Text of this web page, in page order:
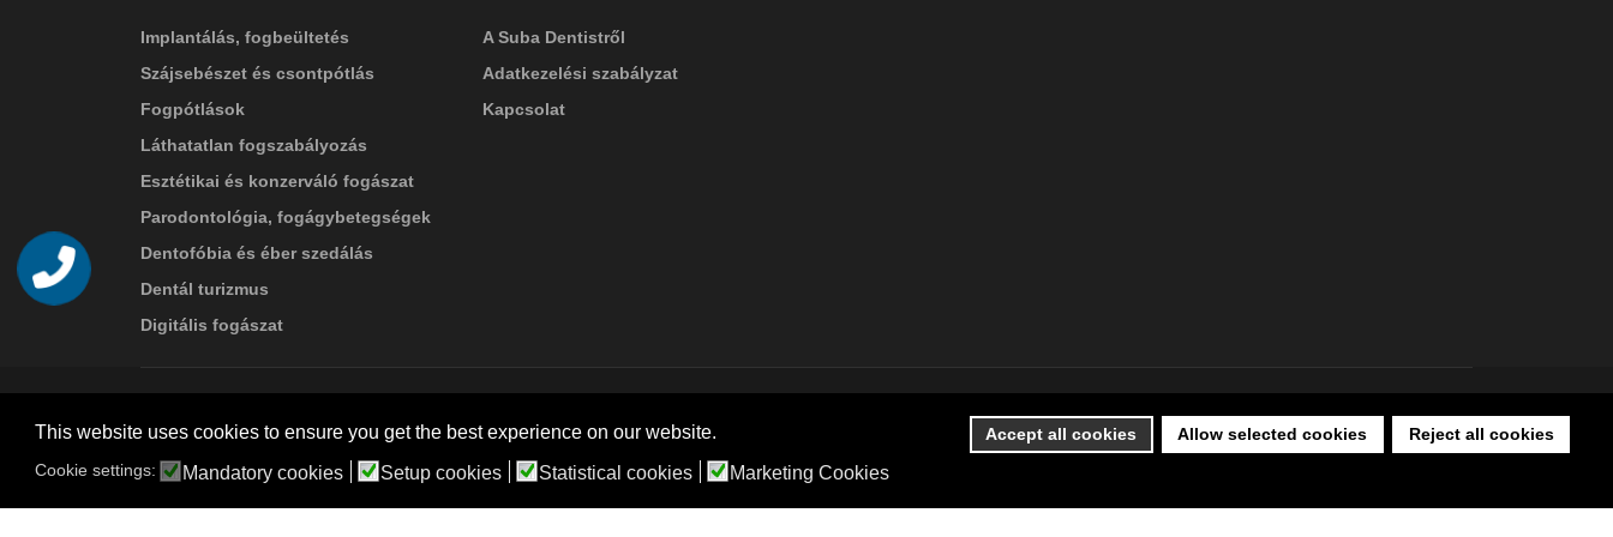
This website uses cookies to ensure you get the best experience on our website. Reject all cookies
Allow selected cookies
Accept all cookies
Cookie settings:
Mandatory cookies Setup cookies Statistical cookies Marketing Cookies
Implantálás, fogbeültetés
Szájsebészet és csontpótlás
Fogpótlások
Láthatatlan fogszabályozás
Esztétikai és konzerváló fogászat
Parodontológia, fogágybetegségek
Dentofóbia és éber szedálás
Dentál turizmus
Digitális fogászat
A Suba Dentistről
Adatkezelési szabályzat
Kapcsolat
Akadálymentesítési nyilatkozat
Telefon